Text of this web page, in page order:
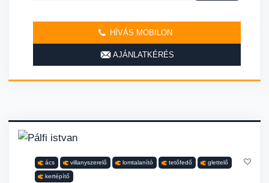
HÍVÁS MOBILON
AJÁNLATKÉRÉS
ács villanyszerelő lomtalanító tetőfedő glettelő
kertépítő